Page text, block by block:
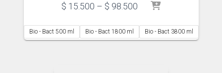
$ 15.500 – $ 98.500 Price
$ 15.500
through
Bio - Bact 500 ml Bio - Bact 1800 ml Bio - Bact 3800 ml